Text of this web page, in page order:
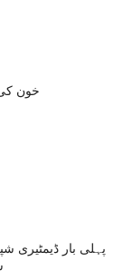
خون
پہلی بار ڈیمٹیری